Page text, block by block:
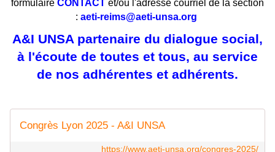
formulaire CONTACT et/ou l'adresse courriel de la section
: aeti-reims@aeti-unsa.org
A&I UNSA partenaire du dialogue social,
à l'écoute de toutes et tous, au service
de nos adhérentes et adhérents.
Congrès Lyon 2025 - A&I UNSA
https://www.aeti-unsa.org/congres-2025/